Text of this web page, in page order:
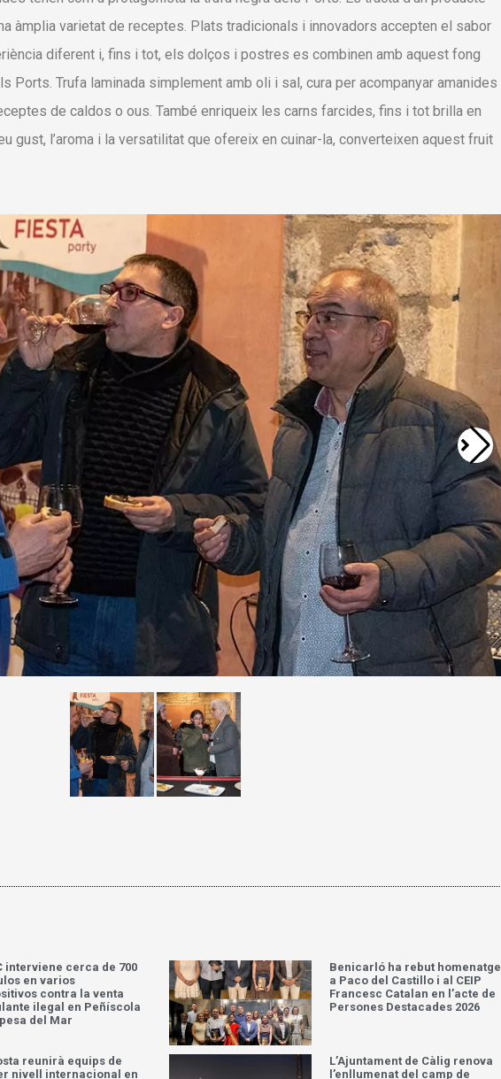
àmplia varietat de receptes. Plats tradicionals i innovadors accepten el sabor
diferent i, fins i tot, els dolços i postres es combinen amb aquest fong
Ports. Trufa laminada simplement amb oli i sal, cura per acompanyar amanides
de caldos o ous. També enriqueix les carns farcides, fins i tot brilla en
gust, l’aroma i la versatilitat que ofereix en cuinar-la, converteixen aquest fruit
interviene cerca de 700
en varios
contra la venta
ilegal en Peñíscola
del Mar
Benicarló ha rebut homenatge
a Paco del Castillo i al CEIP
Francesc Catalan en l’acte de
Persones Destacades 2026
reunirà equips de
nivell internacional en
L’Ajuntament de Càlig renova
l’enllumenat del camp de